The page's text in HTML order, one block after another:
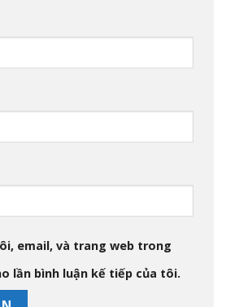
email, và trang web trong
lần bình luận kế tiếp của tôi.